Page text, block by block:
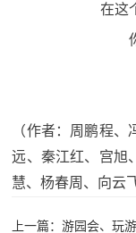
在这
（作者：周鹏程
远、秦江红、宫旭
慧、杨春周、向云
上一篇：游园会、玩